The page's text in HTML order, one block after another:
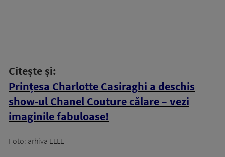
Citește și:
Prințesa Charlotte Casiraghi a deschis
show-ul Chanel Couture călare – vezi
imaginile fabuloase!
Foto: arhiva ELLE